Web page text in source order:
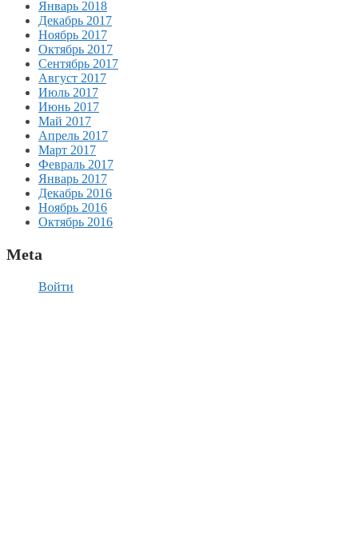
Январь 2018
Декабрь 2017
Ноябрь 2017
Октябрь 2017
Сентябрь 2017
Август 2017
Июль 2017
Июнь 2017
Май 2017
Апрель 2017
Март 2017
Февраль 2017
Январь 2017
Декабрь 2016
Ноябрь 2016
Октябрь 2016
Meta
Войти